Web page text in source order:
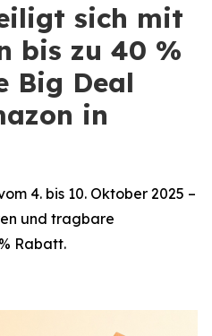
sich mit
bis zu 40 %
Big Deal
in
4. bis 10. Oktober 2025 –
und tragbare
Rabatt.